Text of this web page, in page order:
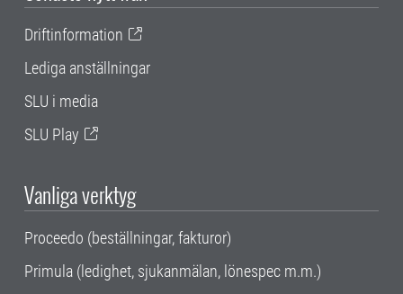
Driftinformation
Lediga anställningar
SLU i media
SLU Play
Vanliga verktyg
Proceedo (beställningar, fakturor)
Primula (ledighet, sjukanmälan, lönespec m.m.)